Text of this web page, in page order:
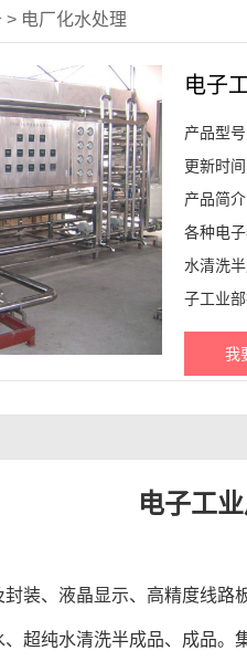
> 电厂化水处理
电子
产品型
更新时
产品简
各种电
水清洗
子工业
我
电子工
装、液晶显示、高精度线
超纯水清洗半成品、成品